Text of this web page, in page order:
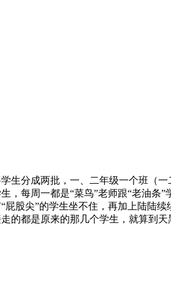
生分成两批，一、二年级一个班（
每周一都是“菜鸟”老师跟“老油条
股尖”的学生坐不住，再加上陆陆
都是原来的那几个学生，就算到天